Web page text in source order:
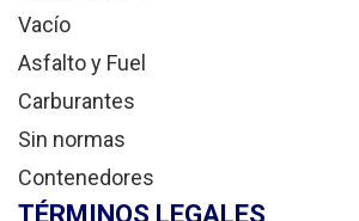
Vacío
Asfalto y Fuel
Carburantes
Sin normas
Contenedores
TÉRMINOS LEGALES